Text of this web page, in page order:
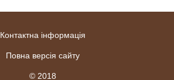
Контактна інформація
Повна версія сайту
© 2018